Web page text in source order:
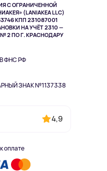
С ОГРАНИЧЕННОЙ
(LANIAKEA LLC)
КПП 231087001
НА УЧЁТ 2310 —
2 ПО Г. КРАСНОДАРУ
ФНС РФ
ЗНАК №1137338
4,9
оплате